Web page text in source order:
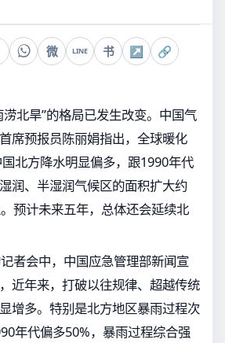
微 LINE 书 ↗ 🔗
北旱”的格局已发生改变。中国气
席预报员陈丽娟指出，全球暖化
北方降水明显偏多，跟1990年代
润、半湿润气候区的面积扩大约
预计未来五年，总体还会延续北
者会中，中国应急管理部新闻宣
近年来，打破以往规律、超越传统
增多。特别是北方地区暴雨过程次
年代偏多50%，暴雨过程综合强